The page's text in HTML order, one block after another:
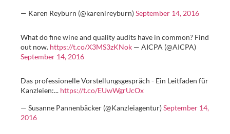
— Karen Reyburn (@karenlreyburn)September 14, 2016
What do fine wine and quality audits have in common? Find
out now. https://t.co/X3MS3zKNok — AICPA (@AICPA)
September 14, 2016
Das professionelle Vorstellungsgespräch - Ein Leitfaden für
Kanzleien:... https://t.co/EUwWgrUcOx
— Susanne Pannenbäcker (@Kanzleiagentur)September 14,
2016